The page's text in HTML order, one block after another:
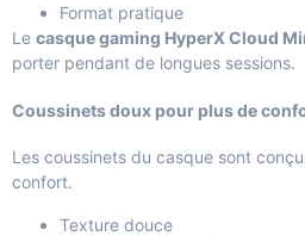
Format pratique
Le casque gaming HyperX Cloud
porter pendant de longues sessions.
Coussinets doux pour plus de
Les coussinets du casque sont
confort.
Texture douce